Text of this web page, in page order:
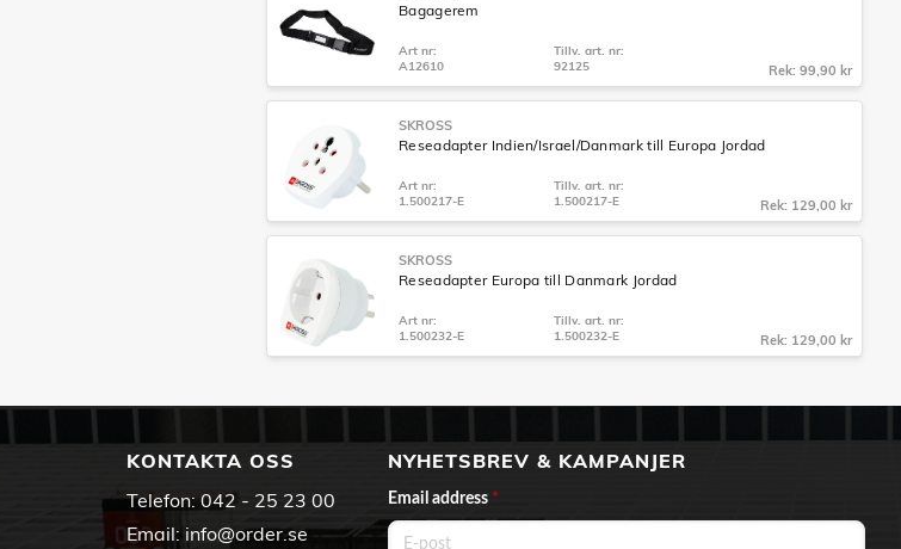
Bagagerem
Art nr:
A12610
Tillv. art. nr:
92125
Rek: 99,90 kr
SKROSS
Reseadapter Indien/Israel/Danmark till Europa Jordad
Art nr:
1.500217-E
Tillv. art. nr:
1.500217-E
Rek: 129,00 kr
SKROSS
Reseadapter Europa till Danmark Jordad
Art nr:
1.500232-E
Tillv. art. nr:
1.500232-E
Rek: 129,00 kr
KONTAKTA OSS
Telefon: 042 - 25 23 00
Email: info@order.se
NYHETSBREV & KAMPANJER
Email address *